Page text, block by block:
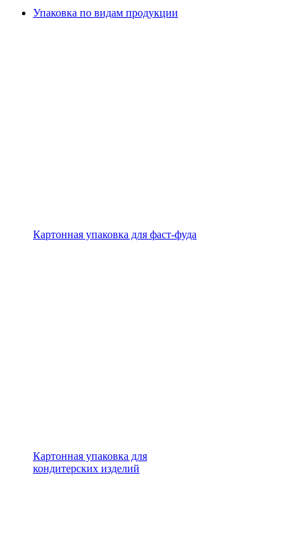
Упаковка по видам продукции
Картонная упаковка для фаст-фуда
Картонная упаковка для
кондитерских изделий